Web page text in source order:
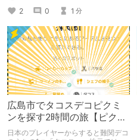
2
0 1 分
広島市でタコスデコピクミ
ンを探す2時間の旅【ピクミ
ンブルーム / Pikmin
日本のプレイヤーからすると難関デコ